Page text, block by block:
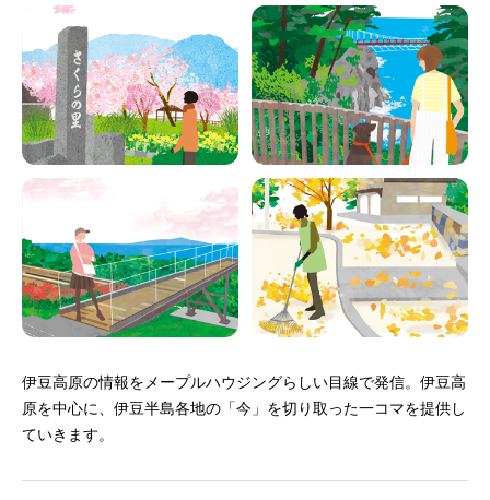
伊豆高原の情報をメープルハウジングらしい目線で発信。 伊豆高
原を中心に、伊豆半島各地の「今」を切り取った一コマを提供し
ていきます。